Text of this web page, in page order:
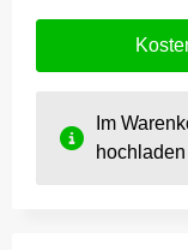
Im
hochladen